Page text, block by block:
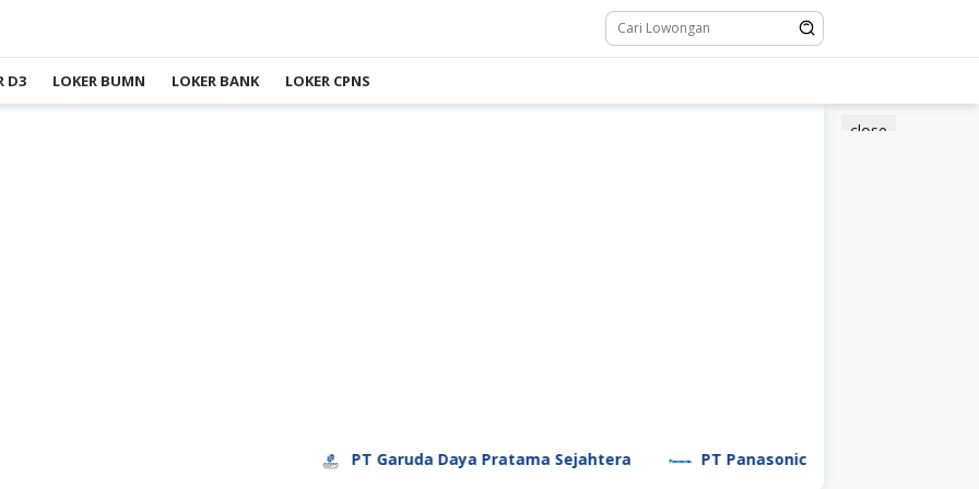
D3 LOKER BUMN LOKER BANK LOKER CPNS
close
PT Garuda Daya Pratama Sejahtera PT Panasonic Manufacturing Indonesia